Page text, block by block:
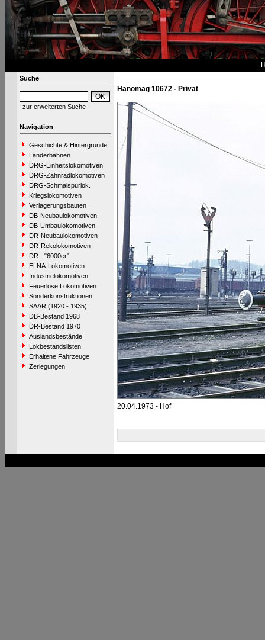
Suche
zur erweiterten Suche
Navigation
Geschichte & Hintergründe
Länderbahnen
DRG-Einheitslokomotiven
DRG-Zahnradlokomotiven
DRG-Schmalspurlok.
Kriegslokomotiven
Verlagerungsbauten
DB-Neubaulokomotiven
DB-Umbaulokomotiven
DR-Neubaulokomotiven
DR-Rekolokomotiven
DR - "6000er"
ELNA-Lokomotiven
Industrielokomotiven
Feuerlose Lokomotiven
Sonderkonstruktionen
SAAR (1920 - 1935)
DB-Bestand 1968
DR-Bestand 1970
Auslandsbestände
Lokbestandslisten
Erhaltene Fahrzeuge
Zerlegungen
Hanomag 10672 - Privat
20.04.1973 - Hof